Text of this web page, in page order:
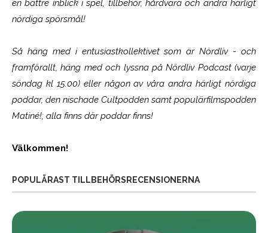
en bättre inblick i spel, tillbehör, hårdvara och andra härligt
nördiga spörsmål!
Så häng med i entusiastkollektivet som ärNördliv- och
framförallt, häng med och lyssna på Nördliv Podcast (varje
söndag kl 15.00) eller någon av våra andra härligt nördiga
poddar, den nischade Cultpodden samt populärfilmspodden
Matiné!; alla finns där poddar finns!
Välkommen!
POPULÄRAST TILLBEHÖRSRECENSIONERNA